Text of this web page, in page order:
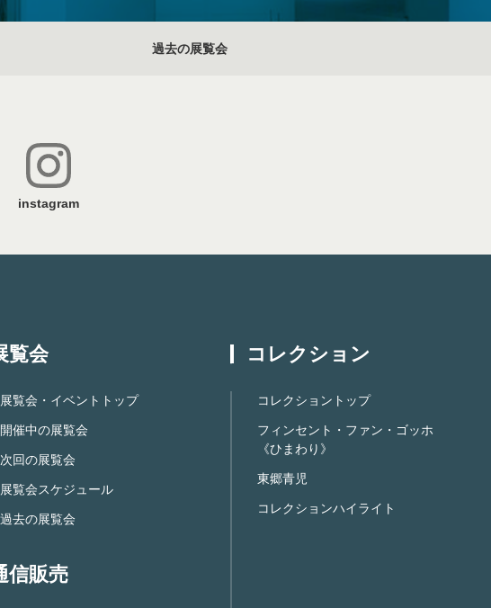
過去の展覧会
instagram
覧会
展覧会・イベントトップ
開催中の展覧会
次回の展覧会
展覧会スケジュール
過去の展覧会
信販売
コレクション
コレクショントップ
フィンセント・ファン・ゴッホ
《ひまわり》
東郷青児
コレクションハイライト